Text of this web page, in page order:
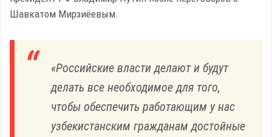
Шавкатом Мирзиёевым.
«Российские власти делают и будут
делать все необходимое для того,
чтобы обеспечить работающим у нас
узбекистанским гражданам достойные